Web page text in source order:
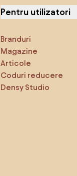
Pentru utilizatori
Branduri
Magazine
Articole
Coduri reducere
Densy Studio